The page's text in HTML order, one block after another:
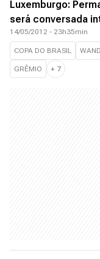
Luxemburgo:
será conversada
14/05/2012 - 23h35min
COPA DO BRASIL
GRÊMIO + 7